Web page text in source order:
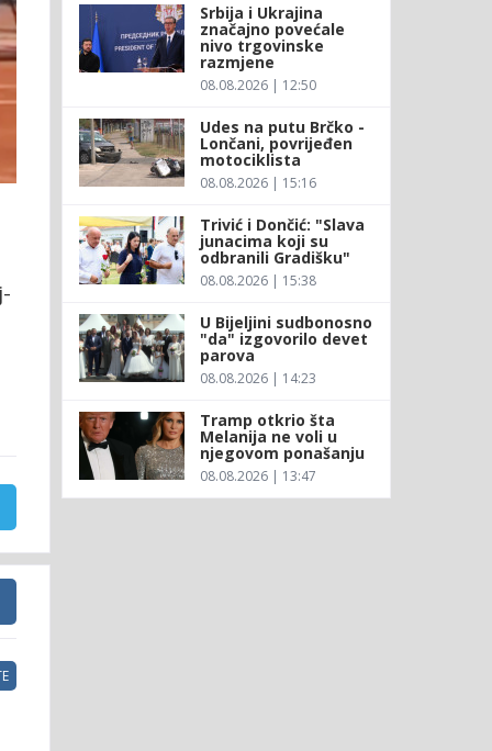
Srbija i Ukrajina
značajno povećale
nivo trgovinske
razmjene
08.08.2026 | 12:50
Udes na putu Brčko -
Lončani, povrijeđen
motociklista
08.08.2026 | 15:16
Trivić i Dončić: "Slava
junacima koji su
odbranili Gradišku"
08.08.2026 | 15:38
U Bijeljini sudbonosno
"da" izgovorilo devet
parova
08.08.2026 | 14:23
Tramp otkrio šta
Melanija ne voli u
njegovom ponašanju
08.08.2026 | 13:47